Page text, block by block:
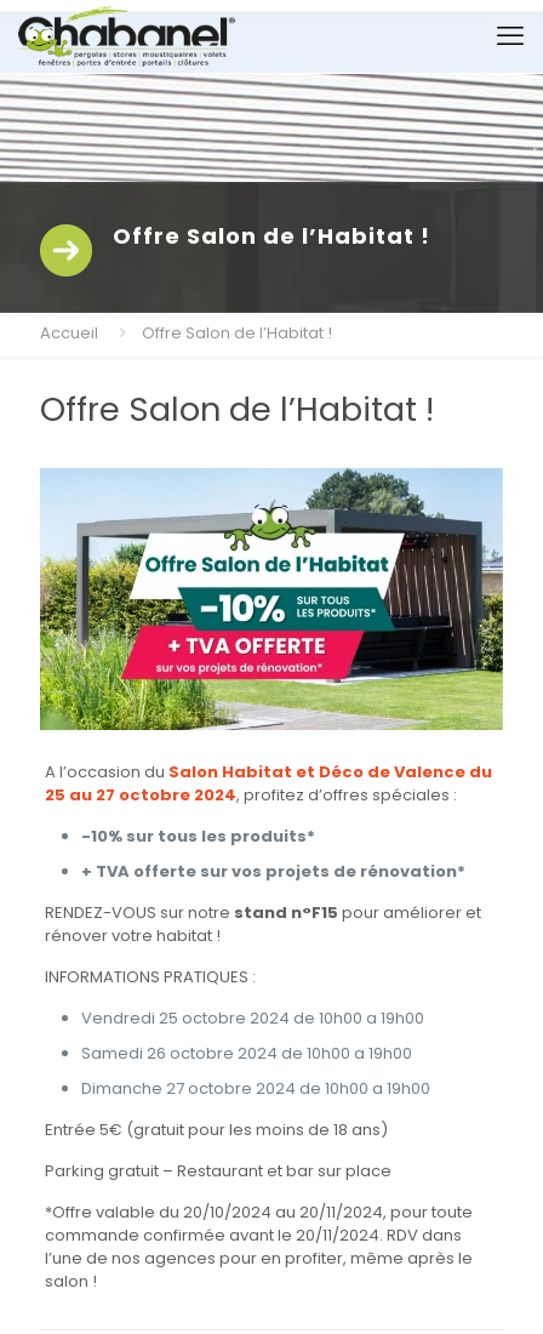
Offre Salon de l’Habitat !
Accueil Offre Salon de l’Habitat !
Offre Salon de l’Habitat !
A l’occasion du Salon Habitat et Déco de Valence du
25 au 27 octobre 2024, profitez d’offres spéciales :
-10% sur tous les produits*
+ TVA offerte sur vos projets de rénovation*
RENDEZ-VOUS sur notre stand n°F15 pour améliorer et
rénover votre habitat !
INFORMATIONS PRATIQUES :
Vendredi 25 octobre 2024 de 10h00 a 19h00
Samedi 26 octobre 2024 de 10h00 a 19h00
Dimanche 27 octobre 2024 de 10h00 a 19h00
Entrée 5€ (gratuit pour les moins de 18 ans)
Parking gratuit – Restaurant et bar sur place
*Offre valable du 20/10/2024 au 20/11/2024, pour toute
commande confirmée avant le 20/11/2024. RDV dans
l’une de nos agences pour en profiter, même après le
salon !